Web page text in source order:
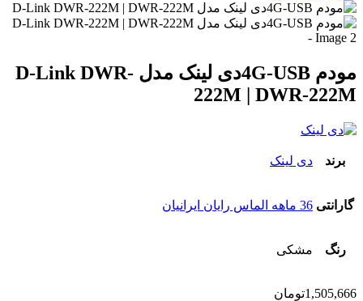
مودم 4G-USBدی لینک مدل D-Link DWR-
222M | DWR-222M
برند دی لینک
گارانتی 36 ماهه الماس رایان ایرانیان
رنگ مشکی
1,505,666تومان